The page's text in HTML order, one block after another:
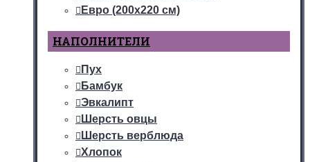
Евро (200х220 см)
НАПОЛНИТЕЛИ
Пух
Бамбук
Эвкалипт
Шерсть овцы
Шерсть верблюда
Хлопок